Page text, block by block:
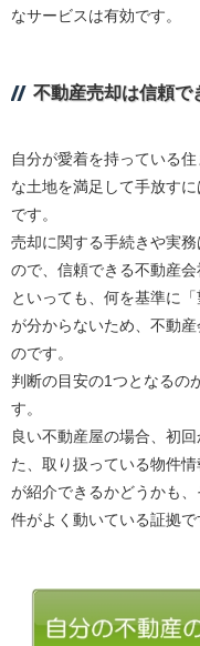
なサービスは有効です。
不動産売却は信頼で
自分が愛着を持っている
な土地を満足して手放す
です。
売却に関する手続きや実
ので、信頼できる不動産会
といっても、何を基準に
が分からないため、不動
のです。
判断の目安の1つとなるの
す。
良い不動産屋の場合、初
た、取り扱っている物件
が紹介できるかどうかも
件がよく動いている証拠で